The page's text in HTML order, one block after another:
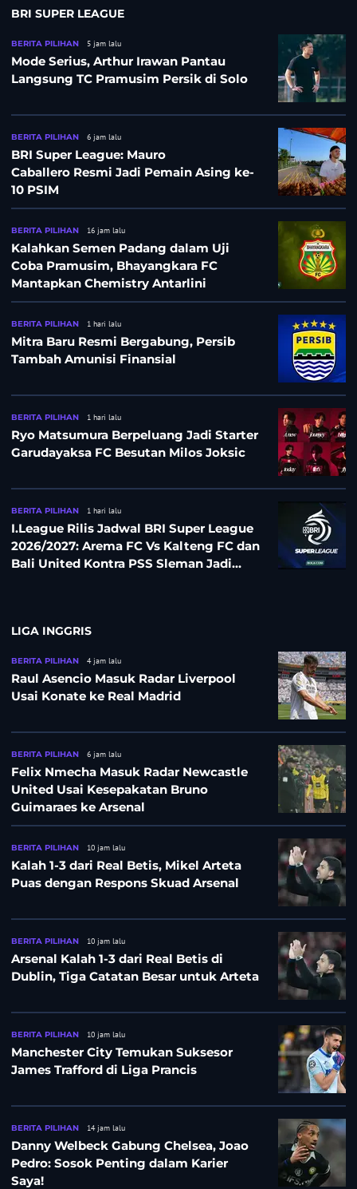
BRI SUPER LEAGUE
BERITA PILIHAN 5 jam lalu
Mode Serius, Arthur Irawan Pantau
Langsung TC Pramusim Persik di Solo
BERITA PILIHAN 6 jam lalu
BRI Super League: Mauro
Caballero Resmi Jadi Pemain Asing ke-
10 PSIM
BERITA PILIHAN 16 jam lalu
Kalahkan Semen Padang dalam Uji
Coba Pramusim, Bhayangkara FC
Mantapkan Chemistry Antarlini
BERITA PILIHAN 1 hari lalu
Mitra Baru Resmi Bergabung, Persib
Tambah Amunisi Finansial
BERITA PILIHAN 1 hari lalu
Ryo Matsumura Berpeluang Jadi Starter
Garudayaksa FC Besutan Milos Joksic
BERITA PILIHAN 1 hari lalu
I.League Rilis Jadwal BRI Super League
2026/2027: Arema FC Vs Kalteng FC dan
Bali United Kontra PSS Sleman Jadi
LIGA INGGRIS
BERITA PILIHAN 4 jam lalu
Raul Asencio Masuk Radar Liverpool
Usai Konate ke Real Madrid
BERITA PILIHAN 6 jam lalu
Felix Nmecha Masuk Radar Newcastle
United Usai Kesepakatan Bruno
Guimaraes ke Arsenal
BERITA PILIHAN 10 jam lalu
Kalah 1-3 dari Real Betis, Mikel Arteta
Puas dengan Respons Skuad Arsenal
BERITA PILIHAN 10 jam lalu
Arsenal Kalah 1-3 dari Real Betis di
Dublin, Tiga Catatan Besar untuk Arteta
BERITA PILIHAN 10 jam lalu
Manchester City Temukan Suksesor
James Trafford di Liga Prancis
BERITA PILIHAN 14 jam lalu
Danny Welbeck Gabung Chelsea, Joao
Pedro: Sosok Penting dalam Karier
Saya!